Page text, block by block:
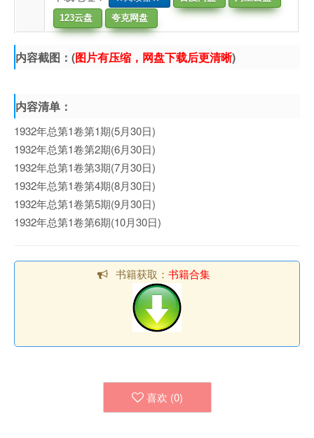
123云盘
夸克网盘
内容截图：(图片有压缩，网盘下载后更清晰)
内容清单：
1932年总第1卷第1期(5月30日)
1932年总第1卷第2期(6月30日)
1932年总第1卷第3期(7月30日)
1932年总第1卷第4期(8月30日)
1932年总第1卷第5期(9月30日)
1932年总第1卷第6期(10月30日)
书籍获取： 书籍合集
喜欢 (0)